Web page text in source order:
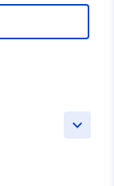
keyboard_arrow_down